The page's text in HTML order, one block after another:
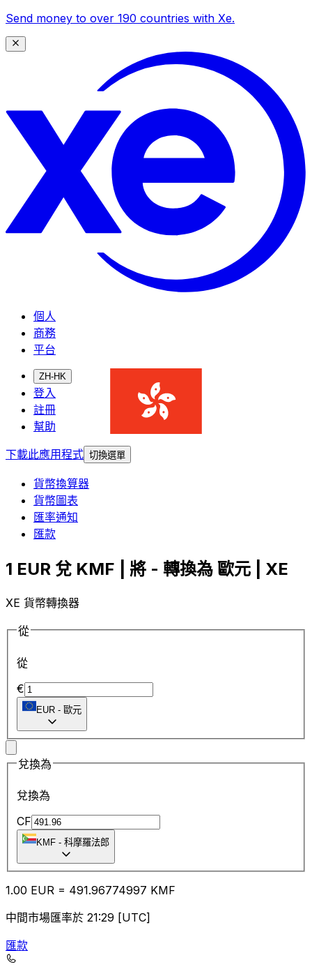
Send money to over 190 countries with Xe.
個人
商務
平台
ZH-HK
登入
註冊
幫助
下載此應用程式 切換選單
貨幣換算器
貨幣圖表
匯率通知
匯款
1 EUR 兌 KMF | 將 - 轉換為 歐元 | XE
XE 貨幣轉換器
從
從
€
EUR - 歐元
兌換為
兌換為
CF
KMF - 科摩羅法郎
1.00 EUR = 491.96774997 KMF
中間市場匯率於 21:29 [UTC]
匯款